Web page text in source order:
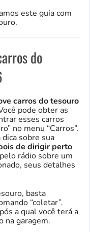
este guia com
do
carros do tesouro
pode obter as
esses carros
no menu “Carros”.
sobre sua
de dirigir perto
rádio sobre um
seus detalhes
basta
“coletar”.
a qual você terá a
na garagem.